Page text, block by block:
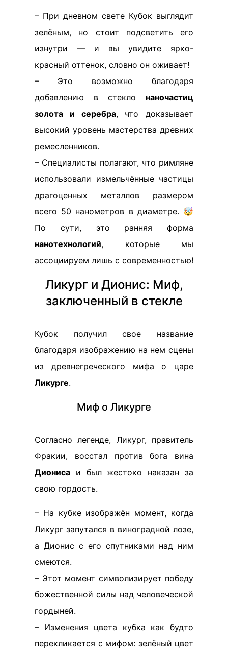
– При дневном свете Кубок выглядит
зелёным, но стоит подсветить его
изнутри — и вы увидите ярко-
красный оттенок, словно он оживает!
– Это возможно благодаря
добавлению в стекло наночастиц
золота и серебра, что доказывает
высокий уровень мастерства древних
ремесленников.
– Специалисты полагают, что римляне
использовали измельчённые частицы
драгоценных металлов размером
всего 50 нанометров в диаметре. 🤯
По сути, это ранняя форма
нанотехнологий, которые мы
ассоциируем лишь с современностью!
Ликург и Дионис: Миф,
заключенный в стекле
Кубок получил свое название
благодаря изображению на нем сцены
из древнегреческого мифа о царе
Ликурге.
Миф о Ликурге
Согласно легенде, Ликург, правитель
Фракии, восстал против бога вина
Диониса и был жестоко наказан за
свою гордость.
– На кубке изображён момент, когда
Ликург запутался в виноградной лозе,
а Дионис с его спутниками над ним
смеются.
– Этот момент символизирует победу
божественной силы над человеческой
гордыней.
– Изменения цвета кубка как будто
перекликается с мифом: зелёный цвет